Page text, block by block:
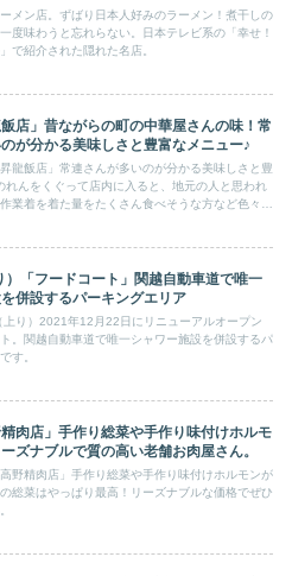
メン店。ずばり日本人好みのラーメン！煮干しの
度味わうと忘れらない。日本テレビ系の「幸せ！
で紹介された隠れた名店。
店」昔ながらの町の中華屋さんの味！常
が分かる美味しさと豊富なメニュー♪
龍飯店」常連さんが多いのが分かる美味しさと豊
れんをくぐって店内に入ると、地元の人と思われ
業着を着た量をたくさん食べそうな方など色々な
）「フードコート」関越自動車道で唯一
併設するパーキングエリア
上り）2021年12月22日にリニューアルオープン
。関越自動車道で唯一シャワー施設を併設するパ
す。
肉店」手作り総菜や手作り味付けホルモ
ズナブルで質の高い老舗お肉屋さん。
野精肉店」手作り総菜や手作り味付けホルモンが
総菜はやっぱり最高！リーズナブルな価格でぜひ